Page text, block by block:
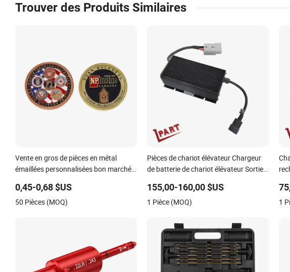
Trouver des Produits Similaires
Vente en gros de pièces en métal
émaillées personnalisées bon marché,
étrangers
0,45-0,68 $US
50 Pièces (MOQ)
Pièces de chariot élévateur Chargeur
de batterie de chariot élévateur Sortie
155,00-160,00 $US
1 Pièce (MOQ) 1